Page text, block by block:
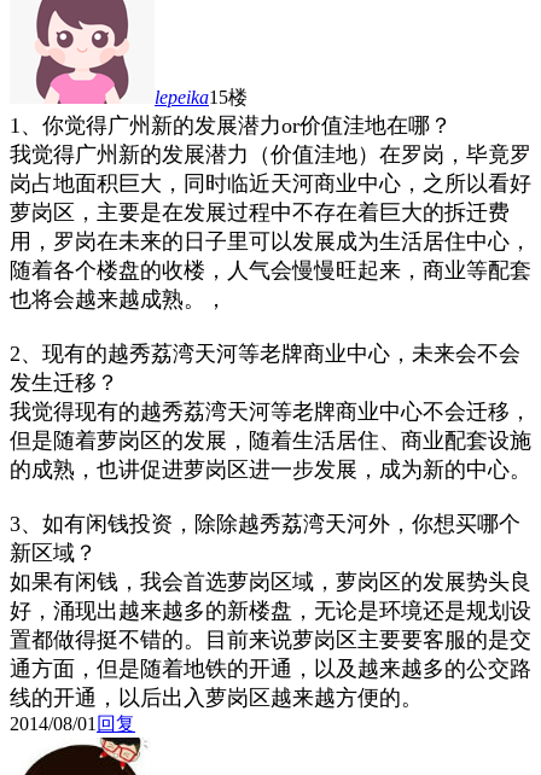
lepeika15楼
1、你觉得广州新的发展潜力or价值洼地在哪？
我觉得广州新的发展潜力（价值洼地）在罗岗，毕竟罗
岗占地面积巨大，同时临近天河商业中心，之所以看好
萝岗区，主要是在发展过程中不存在着巨大的拆迁费
用，罗岗在未来的日子里可以发展成为生活居住中心，
随着各个楼盘的收楼，人气会慢慢旺起来，商业等配套
也将会越来越成熟。，
2、现有的越秀荔湾天河等老牌商业中心，未来会不会
发生迁移？
我觉得现有的越秀荔湾天河等老牌商业中心不会迁移，
但是随着萝岗区的发展，随着生活居住、商业配套设施
的成熟，也讲促进萝岗区进一步发展，成为新的中心。
3、如有闲钱投资，除除越秀荔湾天河外，你想买哪个
新区域？
如果有闲钱，我会首选萝岗区域，萝岗区的发展势头良
好，涌现出越来越多的新楼盘，无论是环境还是规划设
置都做得挺不错的。目前来说萝岗区主要要客服的是交
通方面，但是随着地铁的开通，以及越来越多的公交路
线的开通，以后出入萝岗区越来越方便的。
2014/08/01回复